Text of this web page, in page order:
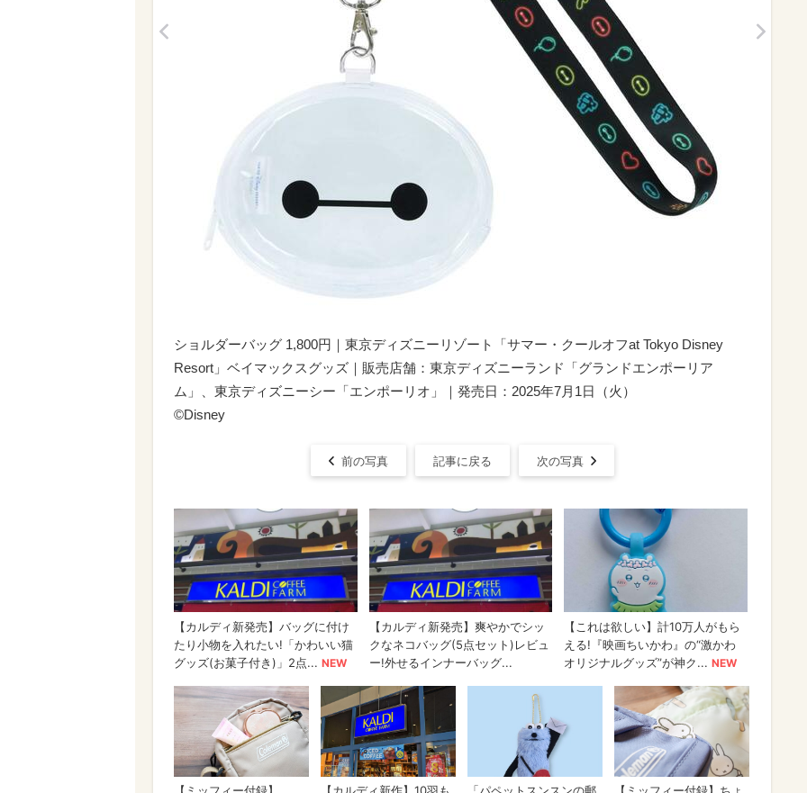
ショルダーバッグ 1,800円｜東京ディズニーリゾート「サマー・クールオフat Tokyo Disney
Resort」ベイマックスグッズ｜販売店舗：東京ディズニーランド「グランドエンポーリア
ム」、東京ディズニーシー「エンポーリオ」｜発売日：2025年7月1日（火）
©Disney
前の写真 記事に戻る 次の写真